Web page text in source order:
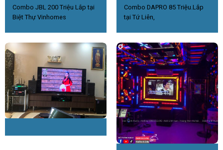
Combo JBL 200 Triệu Lắp tại
Biệt Thự Vinhomes
Combo DAPRO 85 Triệu.Lắp
tại Tứ Liên,